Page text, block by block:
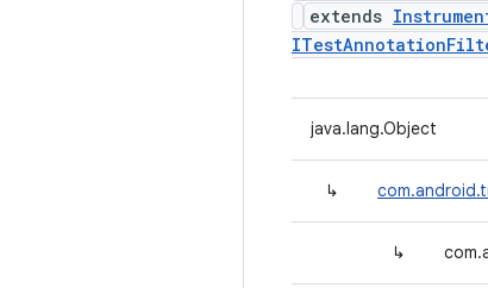
extends
java.lang.Object
↳
↳